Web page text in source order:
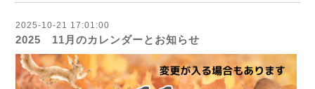
2025-10-21 17:01:00
2025 11月のカレンダーとお知らせ